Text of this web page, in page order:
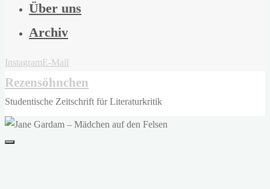
Über uns
Archiv
InstagramE-Mail
Rezensöhnchen
Studentische Zeitschrift für Literaturkritik